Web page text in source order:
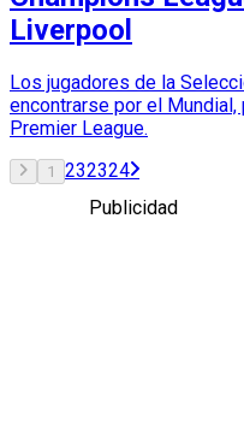
Liverpool
Los jugadores de la
encontrarse por el
Premier League.
1 232324
Publicidad